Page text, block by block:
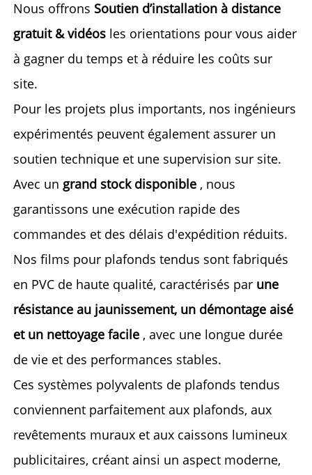
Nous offrons Soutien d’installation à distance
gratuit & vidéos les orientations pour vous aider
à gagner du temps et à réduire les coûts sur
site.
Pour les projets plus importants, nos ingénieurs
expérimentés peuvent également assurer un
soutien technique et une supervision sur site.
Avec un grand stock disponible , nous
garantissons une exécution rapide des
commandes et des délais d'expédition réduits.
Nos films pour plafonds tendus sont fabriqués
en PVC de haute qualité, caractérisés par une
résistance au jaunissement, un démontage aisé
et un nettoyage facile , avec une longue durée
de vie et des performances stables.
Ces systèmes polyvalents de plafonds tendus
conviennent parfaitement aux plafonds, aux
revêtements muraux et aux caissons lumineux
publicitaires, créant ainsi un aspect moderne,